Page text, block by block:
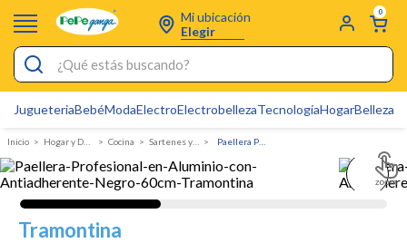
Mi ubicación
Elegir
0
¿Qué estás buscando?
JugueteriaBebéModaElectroElectrobellezaTecnologíaHogarBelleza
Hogar y Decoracion Cocina Sartenes y Woks
Tramontina
Pijamas
Electro
Figuras Toy Story